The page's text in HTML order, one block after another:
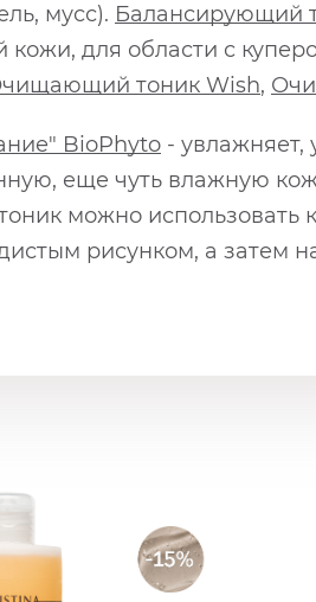
мусс). Балансирующий
для области с
тоник Wish,
BioPhyto - увлажняет,
еще чуть влажную
можно использовать
рисунком, а затем